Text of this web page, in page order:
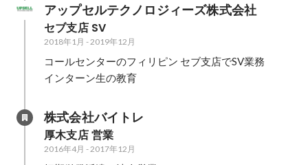
アップセルテクノロジィーズ株式会社
セブ支店 SV
2018年1月 - 2019年12月
コールセンターのフィリピン セブ支店でSV業務
インターン生の教育
株式会社バイトレ
厚木支店 営業
2016年4月 - 2017年12月